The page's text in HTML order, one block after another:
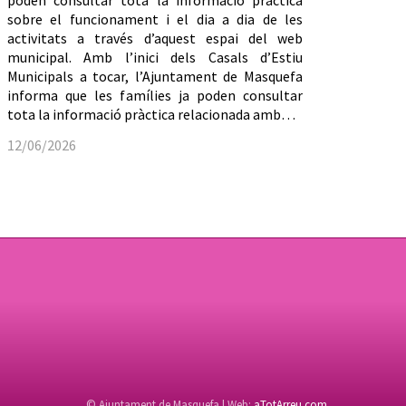
sobre el funcionament i el dia a dia de les
activitats a través d’aquest espai del web
municipal. Amb l’inici dels Casals d’Estiu
Municipals a tocar, l’Ajuntament de Masquefa
informa que les famílies ja poden consultar
tota la informació pràctica relacionada amb…
12/06/2026